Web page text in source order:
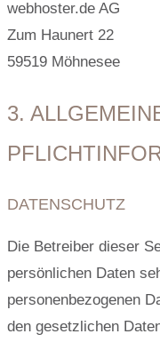
webhoster.de AG
Zum Haunert 22
59519 Möhnesee
3.
DATENSCHUTZ
Die Betreiber dieser
persönlichen Daten
personenbezogenen
den gesetzlichen